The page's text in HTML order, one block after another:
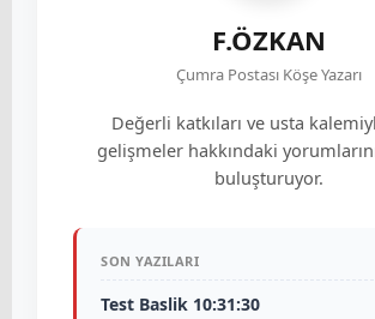
F.ÖZKAN
Çumra Postası Köşe Yazarı
Değerli katkıları ve usta
gelişmeler hakkındaki
buluşturuyor.
SON YAZILARI
Test Baslik 10:31:30